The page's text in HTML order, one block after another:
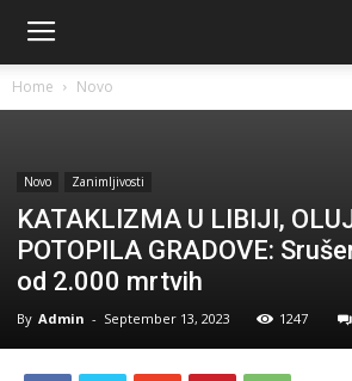
Home Novo
Novo Zanimljivosti
KATAKLIZMA U LIBIJI,
POTOPILA GRADOVE:
od 2.000 mrtvih
By Admin - September 13, 2023 1247